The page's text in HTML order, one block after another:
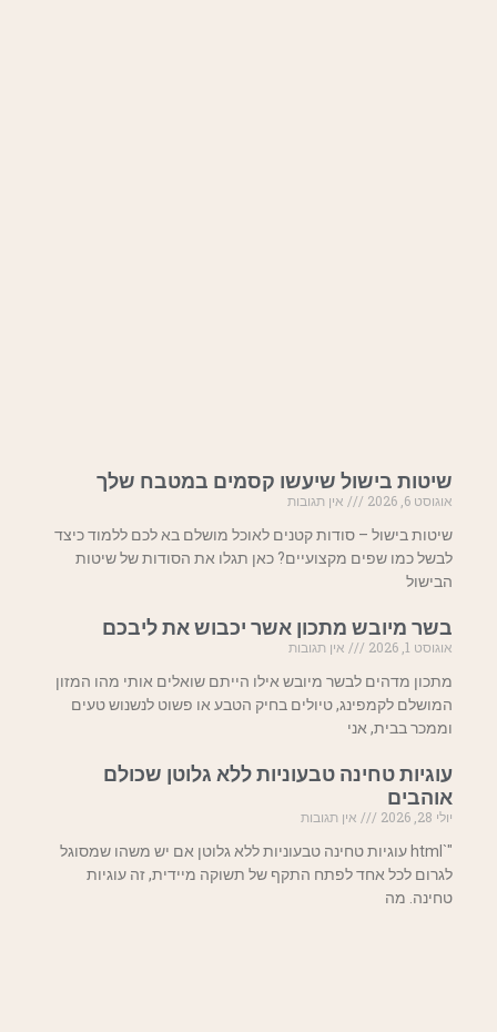
שיטות בישול שיעשו קסמים במטבח שלך
אוגוסט 6, 2026
אין תגובות
שיטות בישול – סודות קטנים לאוכל מושלם בא לכם ללמוד כיצד
לבשל כמו שפים מקצועיים? כאן תגלו את הסודות של שיטות
הבישול
בשר מיובש מתכון אשר יכבוש את ליבכם
אוגוסט 1, 2026
אין תגובות
מתכון מדהים לבשר מיובש אילו הייתם שואלים אותי מהו המזון
המושלם לקמפינג, טיולים בחיק הטבע או פשוט לנשנוש טעים
וממכר בבית, אני
עוגיות טחינה טבעוניות ללא גלוטן שכולם
אוהבים
יולי 28, 2026
אין תגובות
"`html עוגיות טחינה טבעוניות ללא גלוטן אם יש משהו שמסוגל
לגרום לכל אחד לפתח התקף של תשוקה מיידית, זה עוגיות
טחינה. מה